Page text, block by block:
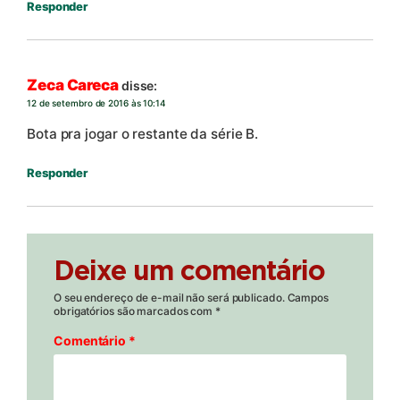
Responder
Zeca Carecadisse:
12 de setembro de 2016 às 10:14
Bota pra jogar o restante da série B.
Responder
Deixe um comentário
O seu endereço de e-mail não será publicado. Campos
obrigatórios são marcados com *
Comentário *